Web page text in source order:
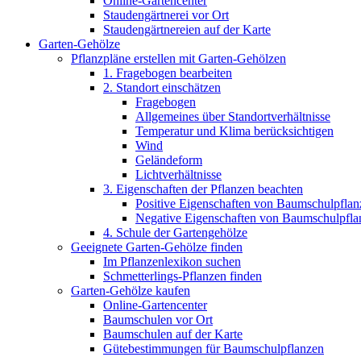
Staudengärtnerei vor Ort
Staudengärtnereien auf der Karte
Garten-Gehölze
Pflanzpläne erstellen mit Garten-Gehölzen
1. Fragebogen bearbeiten
2. Standort einschätzen
Fragebogen
Allgemeines über Standortverhältnisse
Temperatur und Klima berücksichtigen
Wind
Geländeform
Lichtverhältnisse
3. Eigenschaften der Pflanzen beachten
Positive Eigenschaften von
Negative Eigenschaften von
4. Schule der Gartengehölze
Geeignete Garten-Gehölze finden
Im Pflanzenlexikon suchen
Schmetterlings-Pflanzen finden
Garten-Gehölze kaufen
Online-Gartencenter
Baumschulen vor Ort
Baumschulen auf der Karte
Gütebestimmungen für Baumschulpflanzen